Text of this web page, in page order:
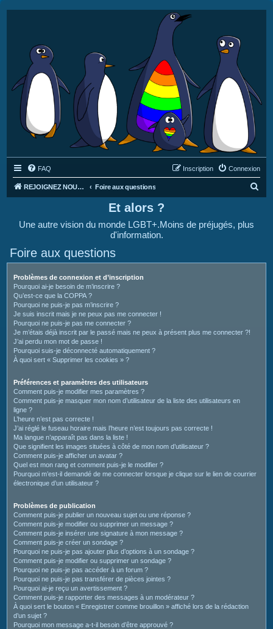
FAQ Connexion
Inscription
REJOIGNEZ NOUS SUR DISCORD : https://discord.gg/4C2Bvub Foire aux questions
Et alors ?
Une autre vision du monde LGBT+.Moins de préjugés, plus
d'information.
Foire aux questions
Problèmes de connexion et d’inscription
Pourquoi ai-je besoin de m’inscrire ?
Qu’est-ce que la COPPA ?
Pourquoi ne puis-je pas m’inscrire ?
Je suis inscrit mais je ne peux pas me connecter !
Pourquoi ne puis-je pas me connecter ?
Je m’étais déjà inscrit par le passé mais ne peux à présent plus me connecter ?!
J’ai perdu mon mot de passe !
Pourquoi suis-je déconnecté automatiquement ?
À quoi sert « Supprimer les cookies » ?
Préférences et paramètres des utilisateurs
Comment puis-je modifier mes paramètres ?
Comment puis-je masquer mon nom d’utilisateur de la liste des utilisateurs en
ligne ?
L’heure n’est pas correcte !
J’ai réglé le fuseau horaire mais l’heure n’est toujours pas correcte !
Ma langue n’apparaît pas dans la liste !
Que signifient les images situées à côté de mon nom d’utilisateur ?
Comment puis-je afficher un avatar ?
Quel est mon rang et comment puis-je le modifier ?
Pourquoi m’est-il demandé de me connecter lorsque je clique sur le lien de courrier
électronique d’un utilisateur ?
Problèmes de publication
Comment puis-je publier un nouveau sujet ou une réponse ?
Comment puis-je modifier ou supprimer un message ?
Comment puis-je insérer une signature à mon message ?
Comment puis-je créer un sondage ?
Pourquoi ne puis-je pas ajouter plus d’options à un sondage ?
Comment puis-je modifier ou supprimer un sondage ?
Pourquoi ne puis-je pas accéder à un forum ?
Pourquoi ne puis-je pas transférer de pièces jointes ?
Pourquoi ai-je reçu un avertissement ?
Comment puis-je rapporter des messages à un modérateur ?
À quoi sert le bouton « Enregistrer comme brouillon » affiché lors de la rédaction
d’un sujet ?
Pourquoi mon message a-t-il besoin d’être approuvé ?